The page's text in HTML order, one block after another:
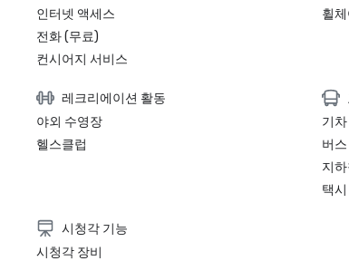
인터넷 액세스
전화 (무료)
컨시어지 서비스
휠
레크리에이션 활동
야외 수영장
헬스클럽
기차
버스
지하
택시
시청각 기능
시청각 장비